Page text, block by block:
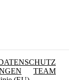
TEAM